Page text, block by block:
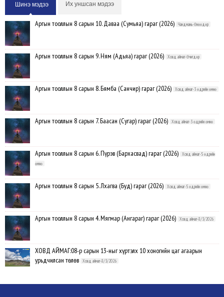
Шинэ мэдээ Их уншсан мэдээ
Аргын тооллын 8 сарын 10. Даваа (Сумьяа) гараг (2026) Чандмань-Өнөөдөр
Аргын тооллын 8 сарын 9. Ням (Адьяа) гараг (2026) Ховд аймаг-Өчигдөр
Аргын тооллын 8 сарын 8. Бямба (Санчир) гараг (2026) Ховд аймаг-3 өдрийн өмнө
Аргын тооллын 8 сарын 7. Баасан (Сугар) гараг (2026) Ховд аймаг-3 өдрийн өмнө
Аргын тооллын 8 сарын 6. Пүрэв (Бархасвад) гараг (2026)
Ховд аймаг-5 өдрийн
өмнө
Аргын тооллын 8 сарын 5. Лхагва (Буд) гараг (2026) Ховд аймаг-5 өдрийн өмнө
Аргын тооллын 8 сарын 4. Мягмар (Ангараг) гараг (2026) Ховд аймаг-8/3/2026
ХОВД АЙМАГ:08-р сарын 13-ныг хүртэлх 10 хоногийн цаг агаарын
урьдчилсан төлөв
Ховд аймаг-8/3/2026
Аргын тооллын 8 сарын 3. Даваа (Сумьяа) гараг (2026) Ховд аймаг-8/3/2026